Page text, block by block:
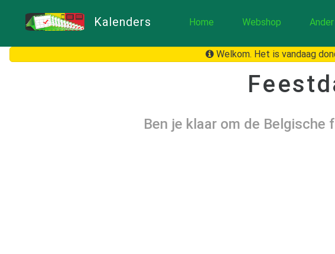
Kalenders Home Webshop
Welkom. Het is vandaag
Ben je klaar om de Belgische